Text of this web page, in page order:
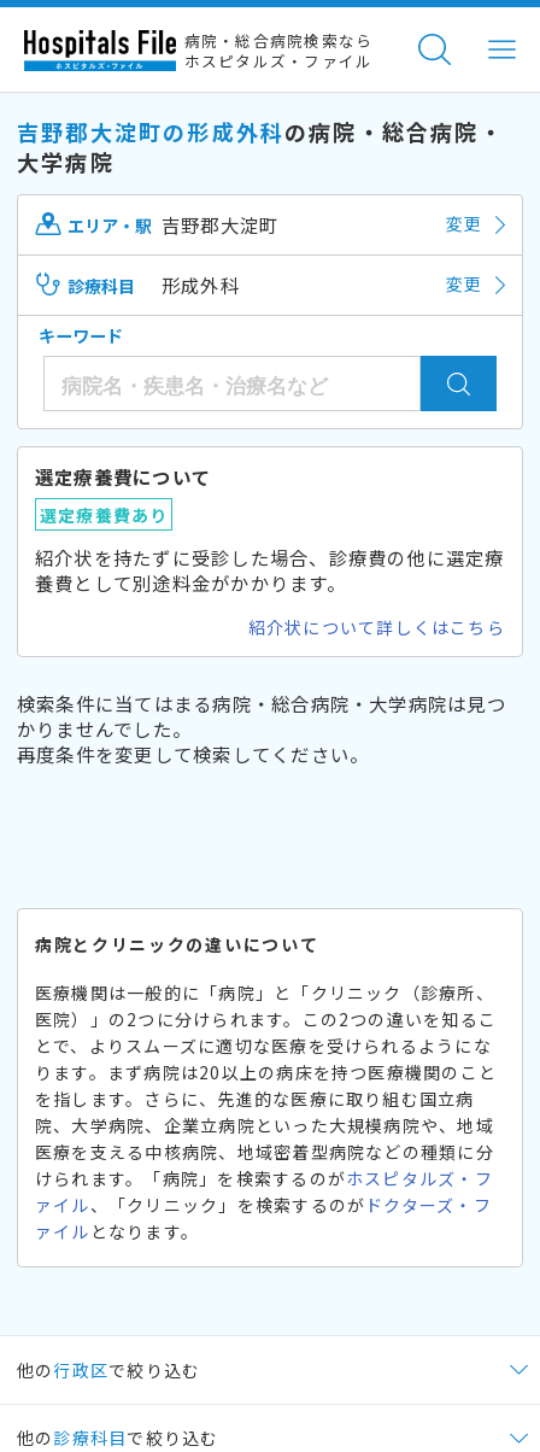
病院・総合病院検索なら
ホスピタルズ・ファイル
吉野郡大淀町の形成外科の病院・総合病院・
大学病院
エリア・駅 吉野郡大淀町 変更
診療科目 形成外科 変更
キーワード
選定療養費について
選定療養費あり
紹介状を持たずに受診した場合、診療費の他に選定療
養費として別途料金がかかります。
紹介状について詳しくはこちら
検索条件に当てはまる病院・総合病院・大学病院は見つ
かりませんでした。
再度条件を変更して検索してください。
病院とクリニックの違いについて
医療機関は一般的に「病院」と「クリニック（診療所、
医院）」の2つに分けられます。この2つの違いを知るこ
とで、よりスムーズに適切な医療を受けられるようにな
ります。まず病院は20以上の病床を持つ医療機関のこと
を指します。さらに、先進的な医療に取り組む国立病
院、大学病院、企業立病院といった大規模病院や、地域
医療を支える中核病院、地域密着型病院などの種類に分
けられます。「病院」を検索するのがホスピタルズ・フ
ァイル、「クリニック」を検索するのが ドクターズ・フ
ァイル となります。
他の行政区で絞り込む
他の 診療科目で絞り込む